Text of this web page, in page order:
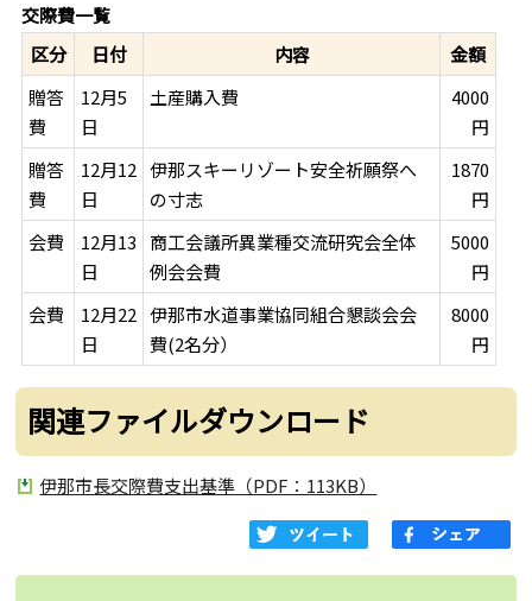
交際費一覧
区分
日付 内容
金額
贈答
費
12月5
日
土産購入費
4000
円
贈答
費
12月12
日
伊那スキーリゾート安全祈願祭へ
の寸志
1870
円
会費
12月13
日
商工会議所異業種交流研究会全体
例会会費
5000
円
会費
12月22
日
伊那市水道事業協同組合懇談会会
費(2名分）
8000
円
関連ファイルダウンロード
伊那市長交際費支出基準（PDF：113KB）